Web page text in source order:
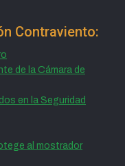
Contraviento:
de la Cámara de
en la Seguridad
al mostrador